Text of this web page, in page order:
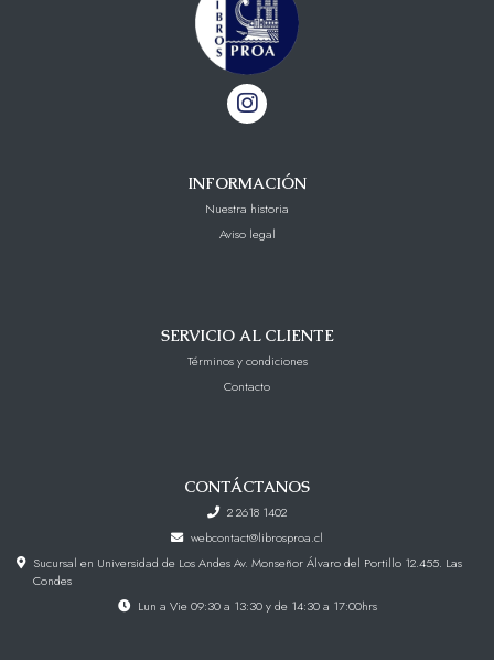
INFORMACIÓN
Nuestra historia
Aviso legal
SERVICIO AL CLIENTE
Términos y condiciones
Contacto
CONTÁCTANOS
2 2618 1402
webcontact@librosproa.cl
Sucursal en Universidad de Los Andes Av. Monseñor Álvaro del Portillo 12.455. Las
Condes
Lun a Vie 09:30 a 13:30 y de 14:30 a 17:00hrs